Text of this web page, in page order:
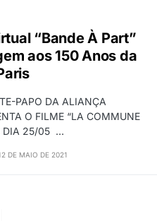
“Bande À Part”
aos 150 Anos da
PAPO DA ALIANÇA
O FILME “LA COMMUNE
DIA 25/05 …
DE MAIO DE 2021